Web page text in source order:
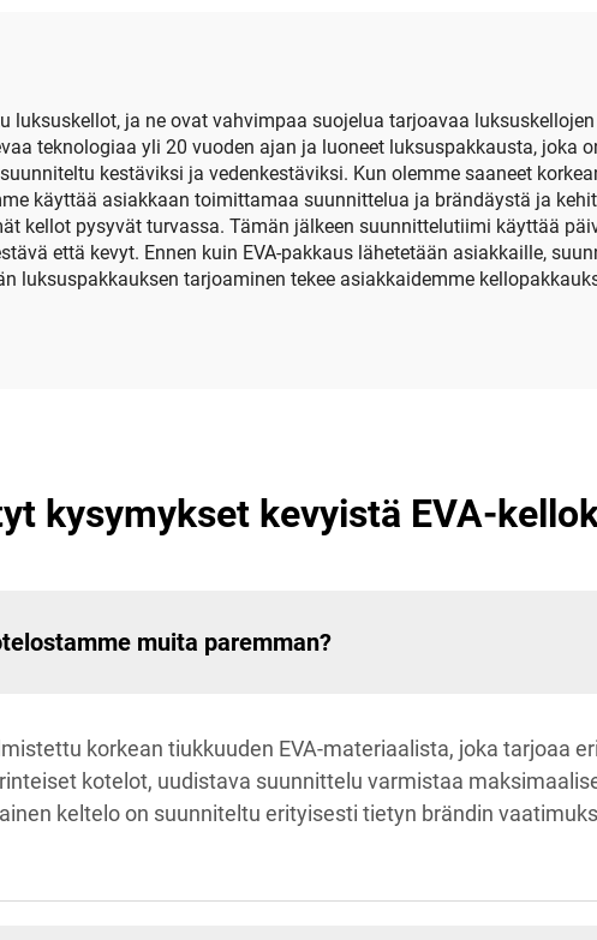
työkalukotelo
luksuskellot, ja ne ovat vahvimpaa suojelua tarjoavaa
teknologiaa yli 20 vuoden ajan ja luoneet luksuspakkausta, joka
kestäviksi ja vedenkestäviksi. Kun olemme saaneet
käyttää asiakkaan toimittamaa suunnittelua ja brändäystä ja
kellot pysyvät turvassa. Tämän jälkeen suunnittelutiimi käyttää
että kevyt. Ennen kuin EVA-pakkaus lähetetään asiakkaille,
luksuspakkauksen tarjoaminen tekee asiakkaidemme
kysymykset kevyistä EVA-
muita paremman?
korkean tiukkuuden EVA-materiaalista, joka tarjoaa
kotelot, uudistava suunnittelu varmistaa
keltelo on suunniteltu erityisesti tietyn brändin